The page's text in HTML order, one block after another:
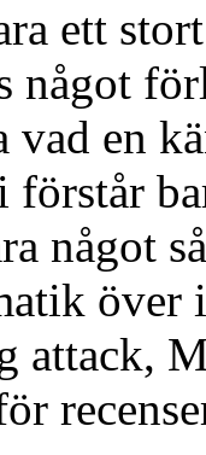
ett
något
en
något
attack,